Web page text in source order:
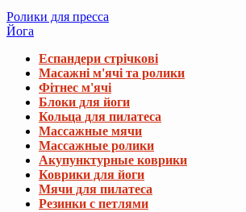
Ролики для пресса
Йога
Еспандери стрічкові
Масажні м'ячі та ролики
Фітнес м'ячі
Блоки для йоги
Кольца для пилатеса
Массажные мячи
Массажные ролики
Акупунктурные коврики
Коврики для йоги
Мячи для пилатеса
Резинки с петлями